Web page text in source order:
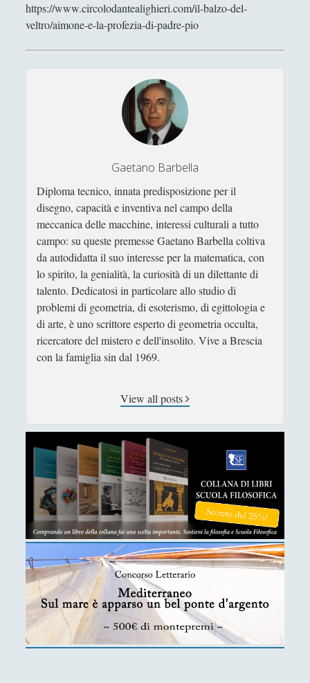
https://www.circolodantealighieri.com/il-balzo-del-
veltro/aimone-e-la-profezia-di-padre-pio
Gaetano Barbella
Diploma tecnico, innata predisposizione per il
disegno, capacità e inventiva nel campo della
meccanica delle macchine, interessi culturali a tutto
campo: su queste premesse Gaetano Barbella coltiva
da autodidatta il suo interesse per la matematica, con
lo spirito, la genialità, la curiosità di un dilettante di
talento. Dedicatosi in particolare allo studio di
problemi di geometria, di esoterismo, di egittologia e
di arte, è uno scrittore esperto di geometria occulta,
ricercatore del mistero e dell'insolito. Vive a Brescia
con la famiglia sin dal 1969.
View all posts